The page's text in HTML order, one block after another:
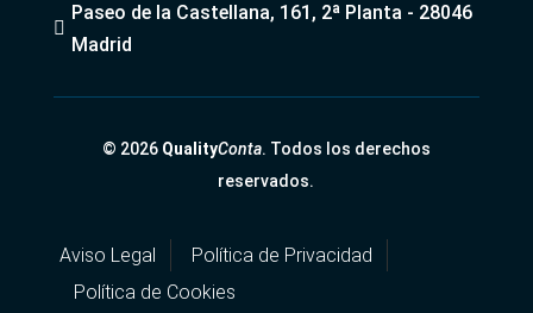

Paseo de la Castellana, 161, 2ª Planta - 28046
Madrid
© 2026 QualityConta. Todos los derechos
reservados.
Aviso Legal
Política de Privacidad
Política de Cookies